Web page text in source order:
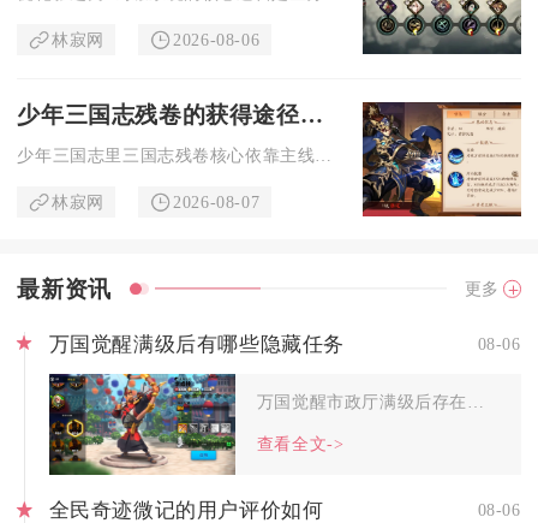
林寂网 2026-08-06
少年三国志残卷的获得途径有哪些
林寂网 2026-08-07
最新资讯 更多
万国觉醒满级后有哪些隐藏任务 08-06
万国觉醒市政厅满级后存在多类隐藏任务，这类任务不会主动弹窗推...
查看全文->
全民奇迹微记的用户评价如何 08-06